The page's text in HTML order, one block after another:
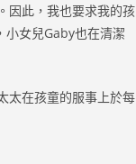
因此，我也要求我的孩
小女兒Gaby也在清潔
太在孩童的服事上於每